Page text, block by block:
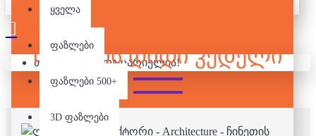
ყველა
ფაზლები
ფაზლები 500+
3D ფაზლები
თქვენი კალათა ცარიელია!
ᲚᲔᲒᲝ/ᲙᲝᲜᲡᲢᲠᲣᲥᲢᲝᲠᲘ -
ARCHITECTURE -
ᲩᲘᲜᲔᲗᲘᲡ ᲓᲘᲓᲘ ᲙᲔᲓᲔᲚᲘ